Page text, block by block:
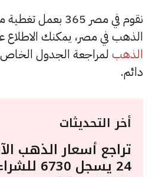
نقوم في مصر 365
الذهب في مصر، يمكنك
الذهب لمراجعة الجدول
دائم.
أخر التحديثات
تراجع أسعار الذهب
24 يسجل